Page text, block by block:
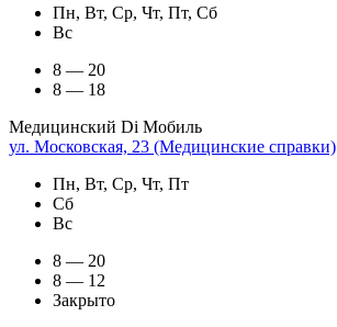
Пн, Вт, Ср, Чт, Пт, Сб
Вс
8 — 20
8 — 18
Медицинский Di Мобиль
ул. Московская, 23 (Медицинские справки)
Пн, Вт, Ср, Чт, Пт
Сб
Вс
8 — 20
8 — 12
Закрыто